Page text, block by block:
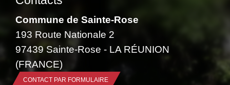
Commune de Sainte-Rose
193 Route Nationale 2
97439 Sainte-Rose - LA RÉUNION
(FRANCE)
CONTACT PAR FORMULAIRE